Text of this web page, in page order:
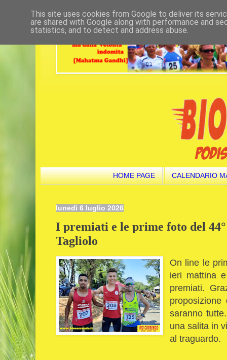
HOME PAGE CALENDARIO
lunedì 6 luglio 2026
I premiati e le prime foto del
Tagliolo
On line le
ieri mattina
premiati.
saranno
una salita in
al traguardo.
This site uses cookies from Google to deliver its
are shared with Google along with performance and
statistics, and to detect and address abuse.